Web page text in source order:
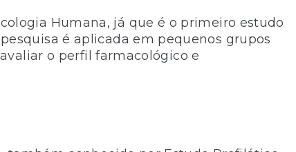
Humana, já que é o primeiro estudo
é aplicada em pequenos grupos
o perfil farmacológico e